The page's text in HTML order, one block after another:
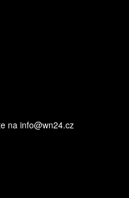
na info@wn24.cz